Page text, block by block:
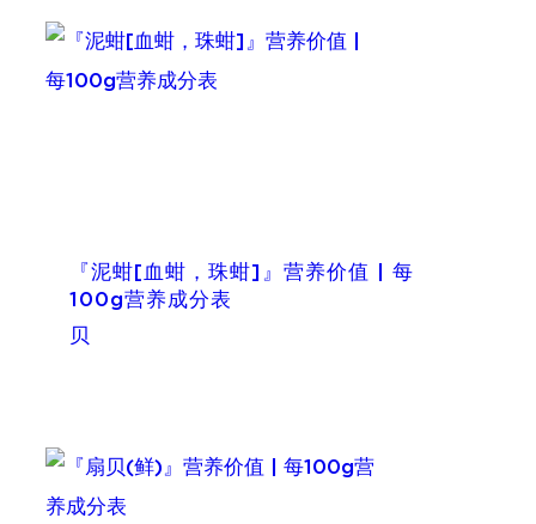
『泥蚶[血蚶，珠蚶]』营养价值 | 每
100g营养成分表
贝